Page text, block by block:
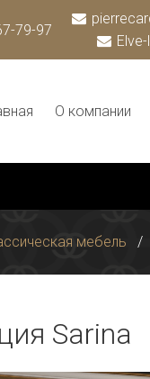
79-97
О компании
мебель
Sarina